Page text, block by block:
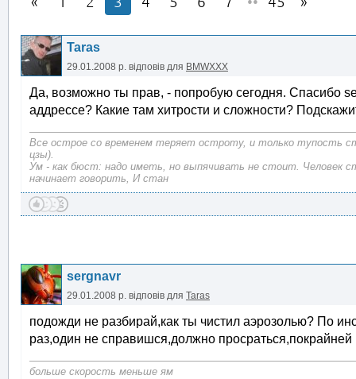
Taras
29.01.2008 р. відповів для BMWXXX
Да, возможно ты прав, - попробую сегодня. Спасибо
аддрессе? Какие там хитрости и сложности?
Все острое со временем теряет остроту, и только тупость
цзы).
Ум - как бюст: надо иметь, но выпячивать не стоит. Человек
начинает говорить, И стан
sergnavr
29.01.2008 р. відповів для Taras
подожди не разбирай,как ты чистил аэрозолью? По
раз,один не справишся,должно
больше скорость меньше ям